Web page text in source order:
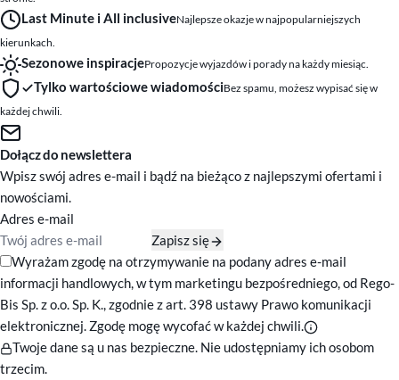
Last Minute i All inclusiveNajlepsze okazje w najpopularniejszych
kierunkach.
Sezonowe inspiracjePropozycje wyjazdów i porady na każdy miesiąc.
Tylko wartościowe wiadomościBez spamu, możesz wypisać się w
każdej chwili.
Dołącz do newslettera
Wpisz swój adres e-mail i bądź na bieżąco z najlepszymi ofertami i
nowościami.
Adres e-mail
Zapisz się
Zgody marketingowe
Wyrażam zgodę na otrzymywanie na podany adres e-mail
informacji handlowych, w tym marketingu bezpośredniego, od Rego-
Bis Sp. z o.o. Sp. K., zgodnie z art. 398 ustawy Prawo komunikacji
elektronicznej. Zgodę mogę wycofać w każdej chwili.
Twoje dane są u nas bezpieczne. Nie udostępniamy ich osobom
trzecim.